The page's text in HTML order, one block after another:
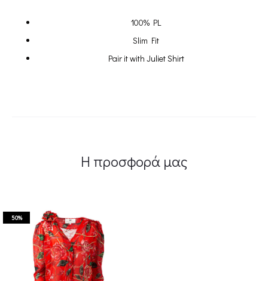
100% PL
Slim Fit
Pair it with Juliet Shirt
Η προσφορά μας
50%